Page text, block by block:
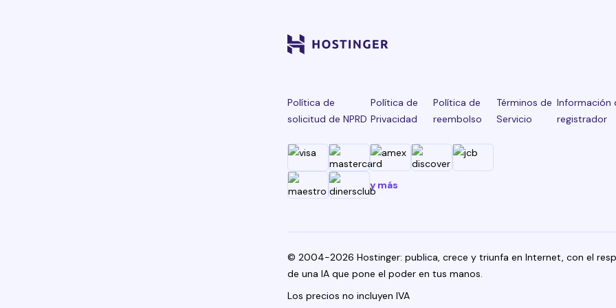
Política de
solicitud de NPRD
Política de
Privacidad
Política de
reembolso
Términos de
Servicio
Información
registrador
y más
© 2004-2026 Hostinger: publica, crece y triunfa en Internet, con el
de una IA que pone el poder en tus manos.
Los precios no incluyen IVA